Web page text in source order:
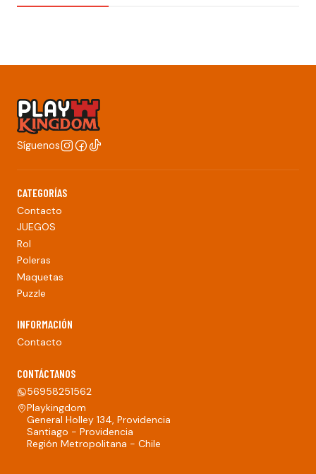
Síguenos
CATEGORÍAS
Contacto
JUEGOS
Rol
Poleras
Maquetas
Puzzle
INFORMACIÓN
Contacto
CONTÁCTANOS
56958251562
Playkingdom
General Holley 134, Providencia
Santiago - Providencia
Región Metropolitana - Chile